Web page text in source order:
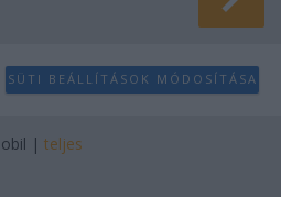
SÜTI BEÁLLÍTÁSOK MÓDOSÍTÁSA
| teljes